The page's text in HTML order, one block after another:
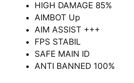
HIGH DAMAGE 85%
AIMBOT Up
AIM ASSIST +++
FPS STABIL
SAFE MAIN ID
ANTI BANNED 100%